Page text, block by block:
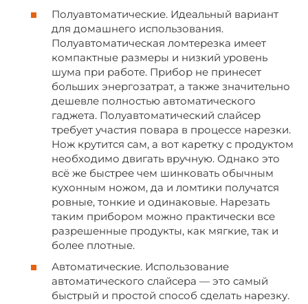
Полуавтоматические. Идеальный вариант
для домашнего использования.
Полуавтоматическая ломтерезка имеет
компактные размеры и низкий уровень
шума при работе. Прибор не принесет
больших энергозатрат, а также значительно
дешевле полностью автоматического
гаджета. Полуавтоматический слайсер
требует участия повара в процессе нарезки.
Нож крутится сам, а вот каретку с продуктом
необходимо двигать вручную. Однако это
всё же быстрее чем шинковать обычным
кухонным ножом, да и ломтики получатся
ровные, тонкие и одинаковые. Нарезать
таким прибором можно практически все
разрешенные продукты, как мягкие, так и
более плотные.
Автоматические. Использование
автоматического слайсера — это самый
быстрый и простой способ сделать нарезку.